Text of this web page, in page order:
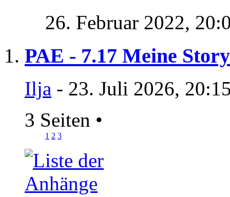
26. Februar 2022,
PAE - 7.17 Meine
Ilja - 23. Juli 2026,
3 Seiten •
1 2 3